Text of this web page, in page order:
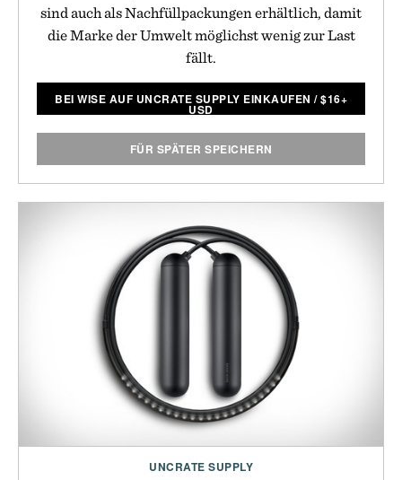
sind auch als Nachfüllpackungen erhältlich, damit
die Marke der Umwelt möglichst wenig zur Last
fällt.
BEI WISE AUF UNCRATE SUPPLY EINKAUFEN /$16+
USD
FÜR SPÄTER SPEICHERN
UNCRATE SUPPLY